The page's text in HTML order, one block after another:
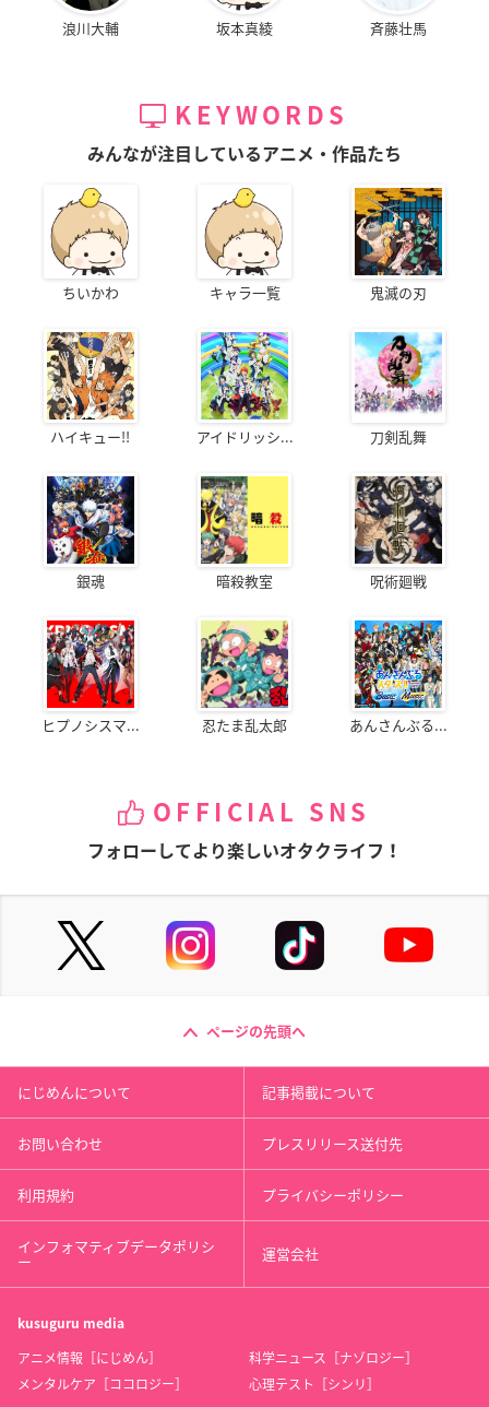
浪川大輔 坂本真綾 斉藤壮馬
KEYWORDS
みんなが注目しているアニメ・作品たち
ちいかわ キャラ一覧 鬼滅の刃
ハイキュー!! アイドリッシ... 刀剣乱舞
銀魂 暗殺教室 呪術廻戦
ヒプノシスマ... 忍たま乱太郎 あんさんぶる...
OFFICIAL SNS
フォローしてより楽しいオタクライフ！
ページの先頭へ
にじめんについて 記事掲載について
お問い合わせ プレスリリース送付先
利用規約 プライバシーポリシー
インフォマティブデータポリシ
ー 運営会社
kusuguru media
アニメ情報［にじめん］
科学ニュース［ナゾロジー］
メンタルケア［ココロジー］
心理テスト［シンリ］